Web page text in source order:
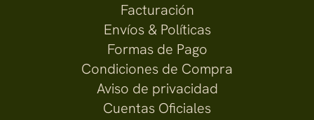
Facturación
Envíos & Políticas
Formas de Pago
Condiciones de Compra
Aviso de privacidad
Cuentas Oficiales